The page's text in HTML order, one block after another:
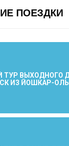
ПОЕЗДКИ
ТУР ВЫХОДНОГО
ИЗ ЙОШКАР-ОЛЫ